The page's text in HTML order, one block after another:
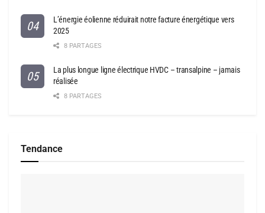
L’énergie éolienne réduirait notre facture énergétique vers
2025
8 PARTAGES
La plus longue ligne électrique HVDC – transalpine – jamais
réalisée
8 PARTAGES
Tendance